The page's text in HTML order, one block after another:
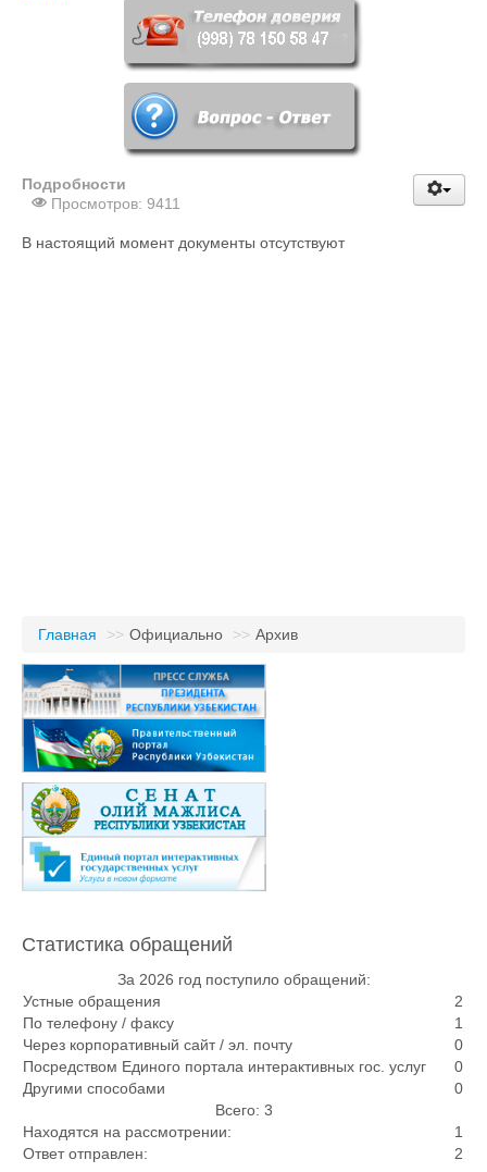
Подробности
Просмотров: 9411
В настоящий момент документы отсутствуют
Главная >> Официально >> Архив
Статистика обращений
За 2026 год поступило обращений:
Устные обращения
2
По телефону / факсу
1
Через корпоративный сайт / эл. почту
0
Посредством Единого портала интерактивных гос. услуг
0
Другими способами
0
Всего: 3
Находятся на рассмотрении:
1
Ответ отправлен:
2